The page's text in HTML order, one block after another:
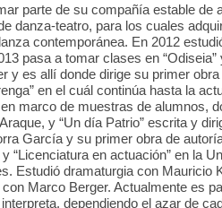
parte de su compañía estable
danza-teatro, para los cuales
contemporánea. En 2012
pasa a tomar clases en
y es allí donde dirige su primer
en el cuál continúa hasta la
marco de muestras de alumnos,
y “Un día Patrio” escrita y
García y su primer obra de
“Licenciatura en actuación” en la
Estudió dramaturgia con
Marco Berger. Actualmente es
dependiendo el azar de